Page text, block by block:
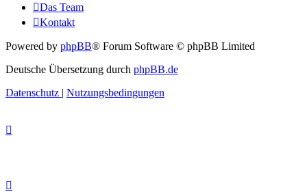
Das Team
Kontakt
Powered by phpBB® Forum Software © phpBB Limited
Deutsche Übersetzung durch phpBB.de
Datenschutz | Nutzungsbedingungen